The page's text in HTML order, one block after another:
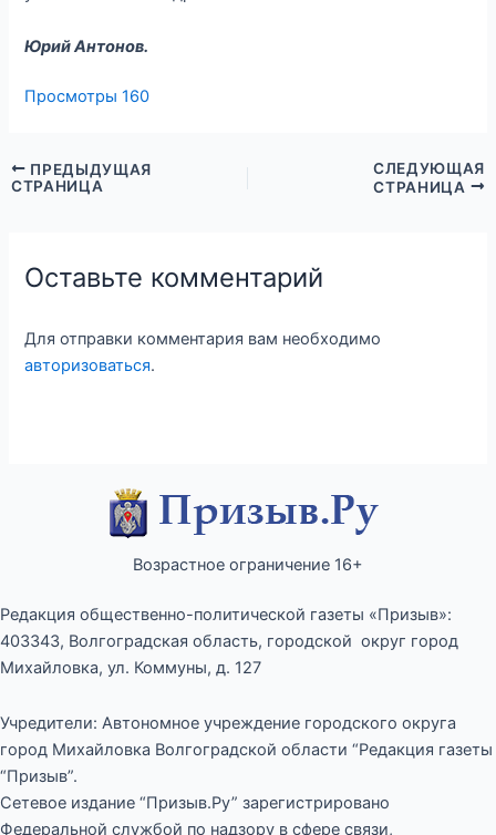
Юрий Антонов.
Просмотры 160
ПРЕДЫДУЩАЯ
СТРАНИЦА
СЛЕДУЮЩАЯ
СТРАНИЦА
Оставьте комментарий
Для отправки комментария вам необходимо
авторизоваться.
Возрастное ограничение 16+
Редакция общественно-политической газеты «Призыв»:
403343, Волгоградская область, городской округ город
Михайловка, ул. Коммуны, д. 127
Учредители: Автономное учреждение городского округа
город Михайловка Волгоградской области “Редакция газеты
“Призыв”.
Сетевое издание “Призыв.Ру” зарегистрировано
Федеральной службой по надзору в сфере связи,